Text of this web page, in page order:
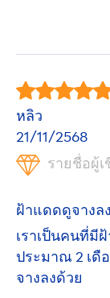
หลิว
21/11/2568
รายชื่อผู้
ฝ้าแดดดูจางลง
เราเป็นคนที่มี
ประมาณ 2 เดื
จางลงด้วย